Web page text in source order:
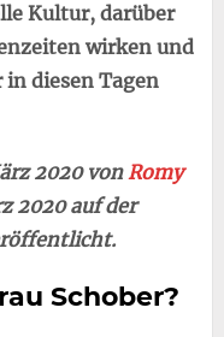
Kultur, darüber
wirken und
diesen Tagen
2020 vonRomy
2020 auf der
Schober?